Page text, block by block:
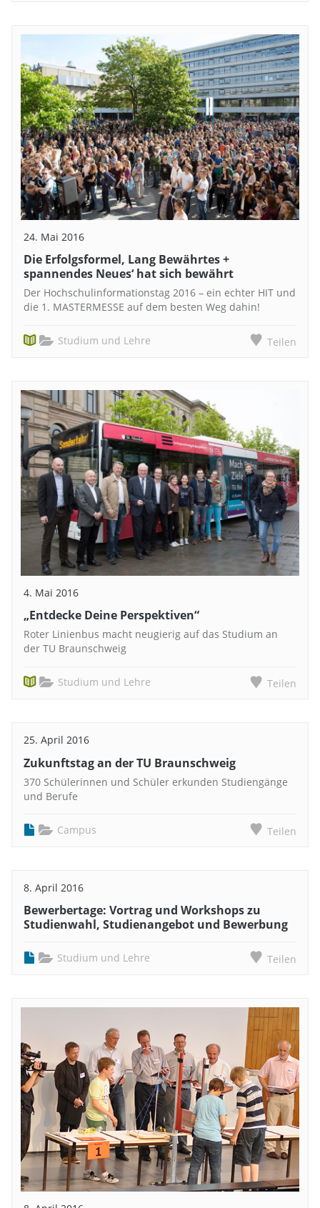
24. Mai 2016
Die Erfolgsformel‚ Lang Bewährtes +
spannendes Neues‘ hat sich bewährt
Der Hochschulinformationstag 2016 – ein echter HIT und
die 1. MASTERMESSE auf dem besten Weg dahin!
Studium und Lehre Teilen
4. Mai 2016
„Entdecke Deine Perspektiven“
Roter Linienbus macht neugierig auf das Studium an
der TU Braunschweig
Studium und Lehre Teilen
25. April 2016
Zukunftstag an der TU Braunschweig
370 Schülerinnen und Schüler erkunden Studiengänge
und Berufe
Campus Teilen
8. April 2016
Bewerbertage: Vortrag und Workshops zu
Studienwahl, Studienangebot und Bewerbung
Studium und Lehre Teilen